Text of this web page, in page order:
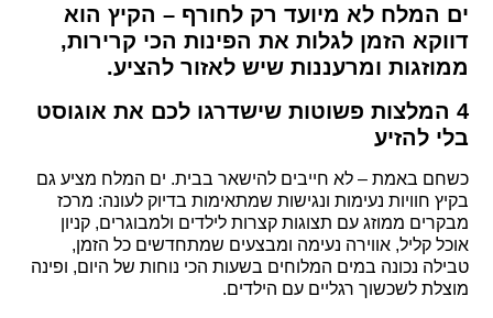
ים המלח לא מיועד רק לחורף – הקיץ הוא
דווקא הזמן לגלות את הפינות הכי קרירות,
ממוזגות ומרעננות שיש לאזור להציע.
4 המלצות פשוטות שישדרגו לכם את אוגוסט
בלי להזיע
כשחם באמת – לא חייבים להישאר בבית. ים המלח מציע גם
בקיץ חוויות נעימות ונגישות שמתאימות בדיוק לעונה: מרכז
מבקרים ממוזג עם תצוגות קצרות לילדים ולמבוגרים, קניון
אוכל קליל, אווירה נעימה ומבצעים שמתחדשים כל הזמן,
טבילה נכונה במים המלוחים בשעות הכי נוחות של היום, ופינה
מוצלת לשכשוך רגליים עם הילדים.